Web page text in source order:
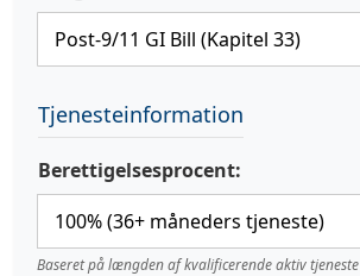
Tjenesteinformation
Berettigelsesprocent:
Baseret på længden af kvalificerende aktiv tjeneste